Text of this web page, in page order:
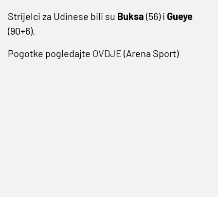
Strijelci za Udinese bili su Buksa (56) i Gueye
(90+6).
Pogotke pogledajte OVDJE (Arena Sport)